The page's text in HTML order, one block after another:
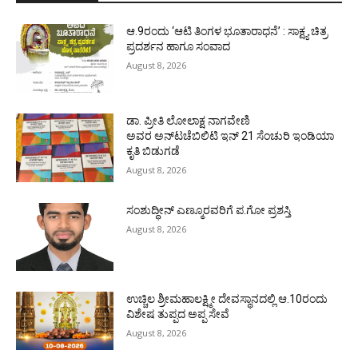
ಆ.9ರಂದು ‘ಆಟಿ ತಿಂಗಳ ಭೂತಾರಾಧನೆ’ : ಸಾಕ್ಷ್ಯ ಚಿತ್ರ
ಪ್ರದರ್ಶನ ಹಾಗೂ ಸಂವಾದ
August 8, 2026
ಡಾ. ಪ್ರೀತಿ ಲೋಲಾಕ್ಷ ನಾಗವೇಣಿ
ಅವರ ಅನ್‌ಟಚೆಬಿಲಿಟಿ ಇನ್ 21 ಸೆಂಚುರಿ ಇಂಡಿಯಾ
ಕೃತಿ ಬಿಡುಗಡೆ
August 8, 2026
ಸಂಶುದ್ಧೀನ್ ಎಣ್ಮೂರವರಿಗೆ ಪ.ಗೋ ಪ್ರಶಸ್ತಿ
August 8, 2026
ಉಚ್ಚಿಲ ಶ್ರೀಮಹಾಲಕ್ಷ್ಮೀ ದೇವಸ್ಥಾನದಲ್ಲಿ ಆ.10ರಂದು
ವಿಶೇಷ ತುಪ್ಪದ ಅಪ್ಪ ಸೇವೆ
August 8, 2026